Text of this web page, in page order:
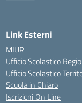
Link Esterni
MIUR
Ufficio Scolastico
Ufficio Scolastico
Scuola in Chiaro
Iscrizioni On Line